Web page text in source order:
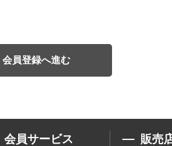
会員登録へ進む
会員サービス 販売